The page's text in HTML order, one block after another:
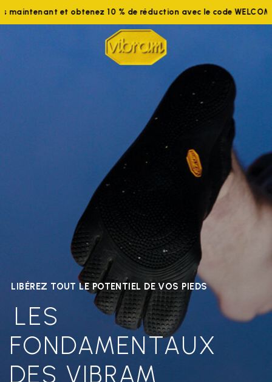
et obtenez 10 % de réduction avec le code WELCOME10
LIBÉREZ TOUT LE POTENTIEL DE VOS PIEDS
LES
FONDAMENTAUX
DES VIBRAM